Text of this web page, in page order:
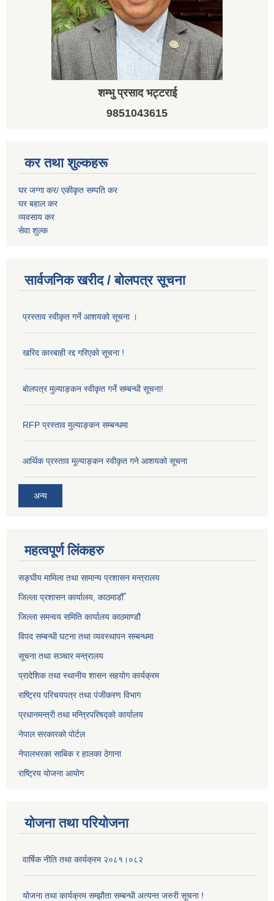
शम्भु प्रसाद भट्टराई
9851043615
कर तथा शुल्कहरू
घर जग्गा कर/ एकीकृत सम्पति कर
घर बहाल कर
व्यवसाय कर
सेवा शुल्क
सार्वजनिक खरीद / बोलपत्र सूचना
प्रस्ताव स्वीकृत गर्ने आशयको सूचना ।
खरिद कारबाही रद्द गरिएको सूचना !
बोलपत्र मुल्याङ्कन स्वीकृत गर्ने सम्बन्धी सूचना!
RFP प्रस्ताव मुल्याङ्कन सम्बन्धमा
आर्थिक प्रस्ताव मूल्याङ्कन स्वीकृत गने आशयको सूचना
अन्य
महत्वपूर्ण लिंकहरु
सङ्‍घीय मामिला तथा सामान्य प्रशासन मन्त्रालय
जिल्ला प्रशासन कार्यालय, काठमाडौँ
जिल्ला समन्वय समिति कार्यालय काठमाण्ड‌ौ
विपद सम्बन्धी घटना तथा व्यवस्थापन सम्बन्धमा
सूचना तथा सञ्चार मन्त्रालय
प्रादेशिक तथा स्थानीय शासन सहयोग कार्यक्रम
राष्ट्रिय परिचयपत्र तथा पंजीकरण विभाग
प्रधानमन्त्री तथा मन्त्रिपरिषद्को कार्यालय
नेपाल सरकारको पोर्टल
नेपालभरका साबिक र हालका ठेगाना
राष्ट्रिय योजना आयोग
योजना तथा परियोजना
वार्षिक नीति तथा कार्यक्रम २०८१।०८२
योजना तथा कार्यक्रम सम्झौता सम्बन्धी अत्यन्त जरुरी सूचना !